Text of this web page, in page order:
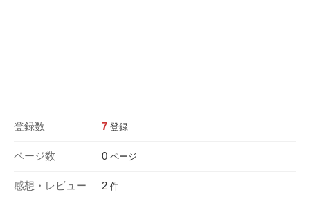
登録数 7 登録
ページ数 0 ページ
感想・レビュー 2 件